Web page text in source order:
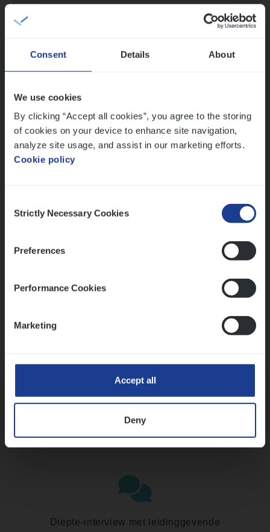
Consent Details About
We use cookies
By clicking “Accept all cookies”, you agree to the storing
of cookies on your device to enhance site navigation,
analyze site usage, and assist in our marketing efforts.
Cookie policy
Selection
Strictly Necessary Cookies
Preferences
Performance Cookies
Marketing
Accept all
Deny
Lees onze verhalen
Meer dan collega’s: hoe Julie en Aurélie elkaar
Mathias houdt van diepgaande dossiers én droge
humor
Thalia zoekt graag oplossingen, in games én op het
werk
Ons sollicitatieproces
Assessment
Diepte-interview met leidinggevende